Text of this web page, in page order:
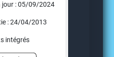
jour : 05/09/2024
: 24/04/2013
intégrés